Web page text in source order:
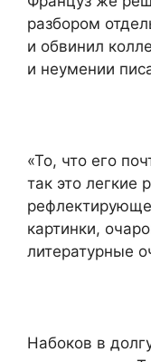
разбором
и обвинил
и неумении
«То, что его
так это легкие
картинки,
литературные
Набоков в